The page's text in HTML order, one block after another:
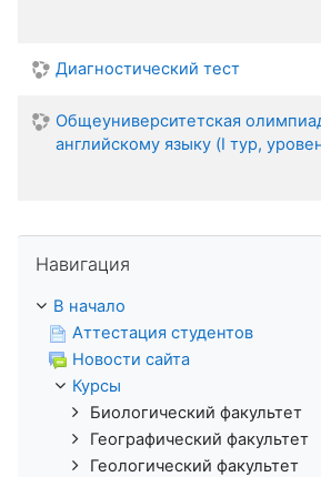
Диагностический тест
Общеуниверситетская
английскому языку (I тур,
Навигация
В начало
Аттестация студентов
Новости сайта
Курсы
Биологический факультет
Географический факультет
Геологический факультет